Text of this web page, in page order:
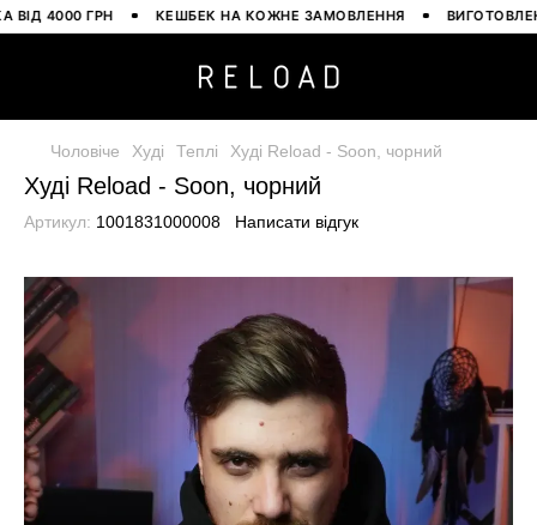
4000 ГРН КЕШБЕК НА КОЖНЕ ЗАМОВЛЕННЯ ВИГОТОВЛЕНО
Чоловіче Худі Теплі Худі Reload - Soon, чорний
Худі Reload - Soon, чорний
Артикул: 1001831000008 Написати відгук